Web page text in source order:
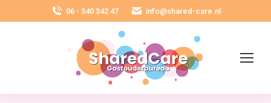
06 - 340 342 47 info@shared-care.nl